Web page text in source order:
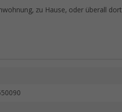
zu Hause, oder überall dort